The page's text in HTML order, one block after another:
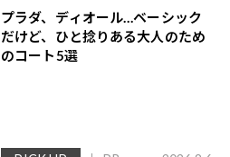
プラダ、ディオール…ベーシック
だけど、ひと捻りある大人のため
のコート5選